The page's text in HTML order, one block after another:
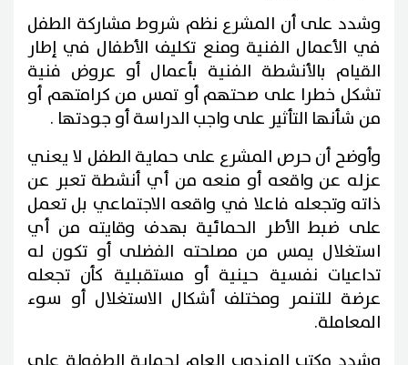
وشدد على أن المشرع نظم شروط مشاركة الطفل
في الأعمال الفنية ومنع تكليف الأطفال في إطار
القيام بالأنشطة الفنية بأعمال أو عروض فنية
تشكل خطرا على صحتهم أو تمس من كرامتهم أو
من شأنها التأثير على واجب الدراسة أو جودتها .
وأوضح أن حرص المشرع على حماية الطفل لا يعني
عزله عن واقعه أو منعه من أي أنشطة تعبر عن
ذاته وتجعله فاعلا في واقعه الاجتماعي بل تعمل
على ضبط الأطر الحمائية بهدف وقايته من أي
استغلال يمس من مصلحته الفضلى أو تكون له
تداعيات نفسية حينية أو مستقبلية كأن تجعله
عرضة للتنمر ومختلف أشكال الاستغلال أو سوء
المعاملة.